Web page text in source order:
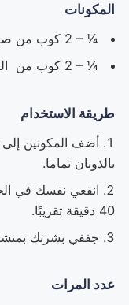
المكونات
¼ – 2 كوب من صودا الخبز
¼ – 2 كوب من الماء الأكسجيني
طريقة الاستخدام
أضف المكونين
بالذوبان تماما.
انقعي نفسك في
40 دقيقة تقريبًا.
جففي بشرتك
عدد المرات